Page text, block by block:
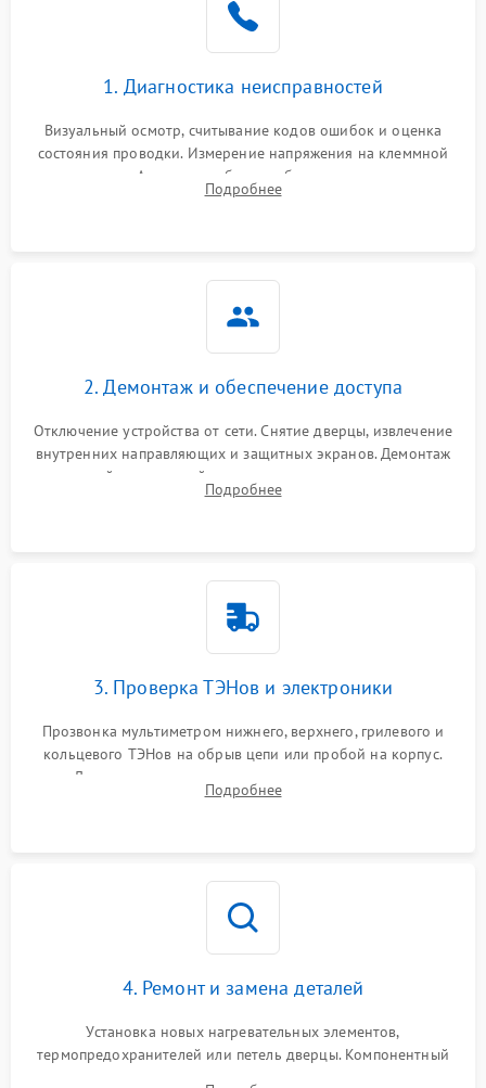
1. Диагностика неисправностей
Визуальный осмотр, считывание кодов ошибок и оценка
состояния проводки. Измерение напряжения на клеммной
колодке. Анализ жалоб на проблемы с нагревом,
конвекцией, панелью управления или блокировкой дверцы.
Подробнее
2. Демонтаж и обеспечение доступа
Отключение устройства от сети. Снятие дверцы, извлечение
внутренних направляющих и защитных экранов. Демонтаж
задней или верхней панели для прямого доступа к
нагревательным элементам, плате и вентиляторам.
Подробнее
3. Проверка ТЭНов и электроники
Прозвонка мультиметром нижнего, верхнего, грилевого и
кольцевого ТЭНов на обрыв цепи или пробой на корпус.
Диагностика термостата, датчиков температуры,
переключателя режимов и мотора конвекции.
Подробнее
4. Ремонт и замена деталей
Установка новых нагревательных элементов,
термопредохранителей или петель дверцы. Компонентный